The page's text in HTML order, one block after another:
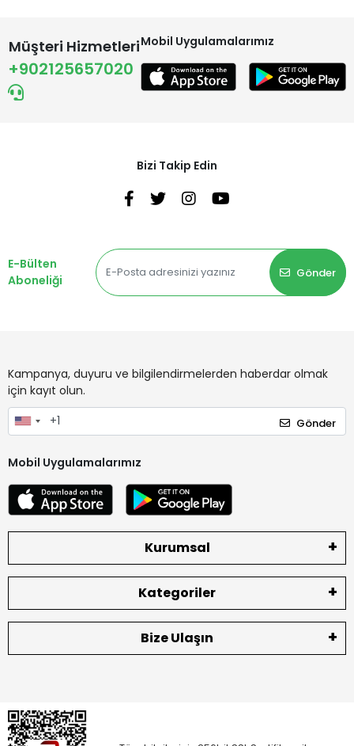
Müşteri Hizmetleri
+902125657020
Mobil Uygulamalarımız
Bizi Takip Edin
E-Bülten
Aboneliği
Gönder
Kampanya, duyuru ve bilgilendirmelerden haberdar olmak
için kayıt olun.
Gönder
Mobil Uygulamalarımız
Kurumsal
Kategoriler
Bize Ulaşın